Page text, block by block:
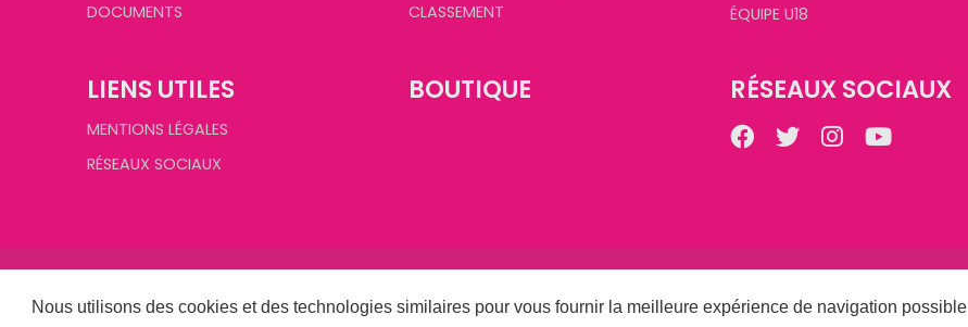
Nous utilisons des cookies et des technologies similaires pour vous fournir la meilleure expérience de navigation possible
DOCUMENTS
CLASSEMENT
ÉQUIPE U18
LIENS UTILES
MENTIONS LÉGALES
RÉSEAUX SOCIAUX
BOUTIQUE RÉSEAUX SOCIAUX
Conception : CHAMPAGNE CRÉATION- Réalisation :AXESYS